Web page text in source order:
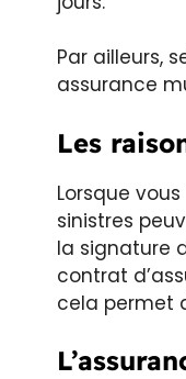
Par ailleurs,
assurance
Les
Lorsque
sinistres
la signature
contrat
cela permet